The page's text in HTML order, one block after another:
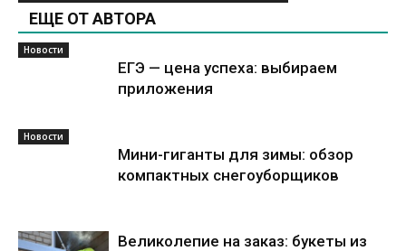
ЕЩЕ ОТ АВТОРА
Новости
ЕГЭ — цена успеха: выбираем
приложения
Новости
Мини-гиганты для зимы: обзор
компактных снегоуборщиков
Великолепие на заказ: букеты из